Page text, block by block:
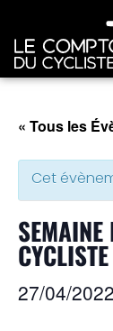
« Tous les
Cet
CYCLISTE
27/04/2022